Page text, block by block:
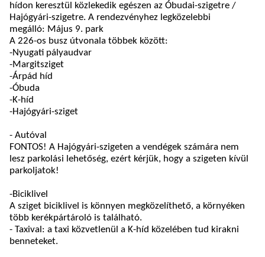
hídon keresztül közlekedik egészen az Óbudai-szigetre /
Hajógyári-szigetre. A rendezvényhez legközelebbi
megálló: Május 9. park
A 226-os busz útvonala többek között:
-Nyugati pályaudvar
-Margitsziget
-Árpád híd
-Óbuda
-K-híd
-Hajógyári-sziget
- Autóval
FONTOS! A Hajógyári-szigeten a vendégek számára nem
lesz parkolási lehetőség, ezért kérjük, hogy a szigeten kívül
parkoljatok!
-Biciklivel
A sziget biciklivel is könnyen megközelíthető, a környéken
több kerékpártároló is található.
- Taxival: a taxi közvetlenül a K-híd közelében tud kirakni
benneteket.